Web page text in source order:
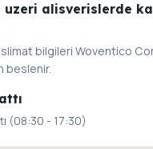
uzeri alisverislerde
bilgileri Woventico
beslenir.
(08:30 - 17:30)